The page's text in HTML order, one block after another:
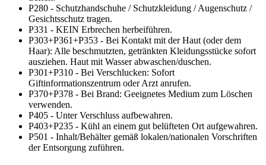
P280 - Schutzhandschuhe / Schutzkleidung / Augenschutz /
Gesichtsschutz tragen.
P331 - KEIN Erbrechen herbeiführen.
P303+P361+P353 - Bei Kontakt mit der Haut (oder dem
Haar): Alle beschmutzten, getränkten Kleidungsstücke sofort
ausziehen. Haut mit Wasser abwaschen/duschen.
P301+P310 - Bei Verschlucken: Sofort
Giftinformationszentrum oder Arzt anrufen.
P370+P378 - Bei Brand: Geeignetes Medium zum Löschen
verwenden.
P405 - Unter Verschluss aufbewahren.
P403+P235 - Kühl an einem gut belüfteten Ort aufgewahren.
P501 - Inhalt/Behälter gemäß lokalen/nationalen Vorschriften
der Entsorgung zuführen.